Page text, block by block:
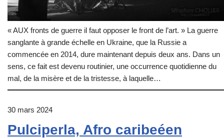
« AUX fronts de guerre il faut opposer le front de l’art. » La guerre
sanglante à grande échelle en Ukraine, que la Russie a
commencée en 2014, dure maintenant depuis deux ans. Dans un
sens, ce fait est devenu routinier, une occurrence quotidienne du
mal, de la misère et de la tristesse, à laquelle…
30 mars 2024
Pulciperla, Afro caribeéen